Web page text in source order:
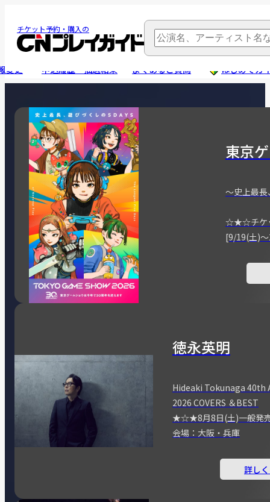
チケット予約・購入の
変更 申込履歴・抽選結果 よくあるご質問 はじめてガ
東京
～史上最長
☆★☆チケ
[9/19(土)
徳永英明
Hideaki Tokunaga 40th
2026 COVERS ＆BEST
★☆★8月8日(土)一般
会場：大阪・兵庫
詳し